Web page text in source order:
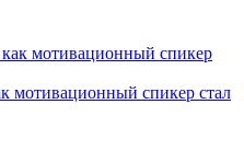
мотивационный спикер стал